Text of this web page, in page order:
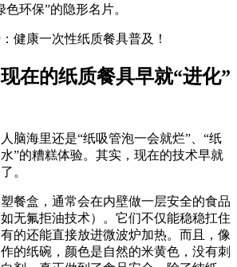
环保”的隐形名片。
在的纸质餐具早就“进化”
脑海里还是“纸吸管泡一会就烂”、“纸
”的糟糕体验。其实，现在的技术早就
。
餐盒，通常会在内壁做一层安全的食品
无氟拒油技术）。它们不仅能稳稳扛住
的还能直接放进微波炉加热。而且，像
的纸碗，颜色是自然的米黄色，没有刺